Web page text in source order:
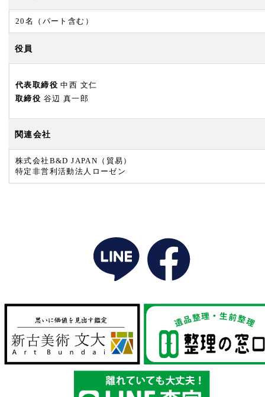
20名（パート含む）
役員
代表取締役 中西 文仁
取締役 谷辺 真一郎
関連会社
株式会社B&D JAPAN（貿易）
特定非営利活動法人ローゼン